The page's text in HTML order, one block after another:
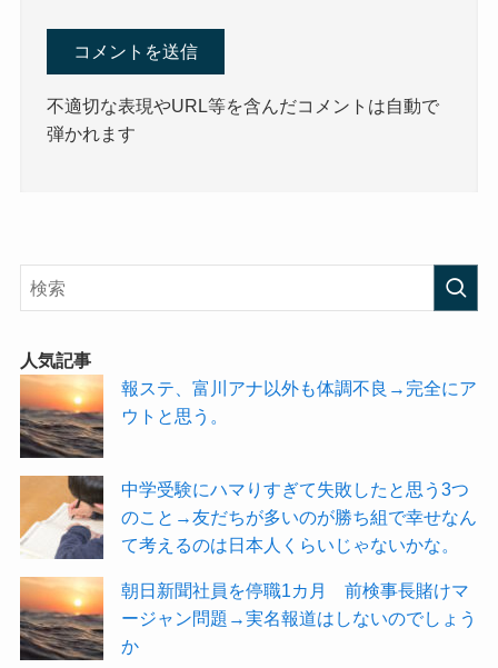
不適切な表現やURL等を含んだコメントは自動で
弾かれます
人気記事
報ステ、富川アナ以外も体調不良→完全にア
ウトと思う。
中学受験にハマりすぎて失敗したと思う3つ
のこと→友だちが多いのが勝ち組で幸せなん
て考えるのは日本人くらいじゃないかな。
朝日新聞社員を停職1カ月 前検事長賭けマ
ージャン問題→実名報道はしないのでしょう
か